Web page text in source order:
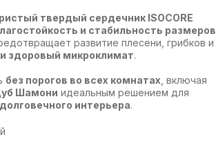
твердый сердечник ISOCORE
и стабильность размеров
развитие плесени, грибков и
здоровый микроклимат.
без порогов во всех комнатах , включая
Шамони идеальным решением для
интерьера.